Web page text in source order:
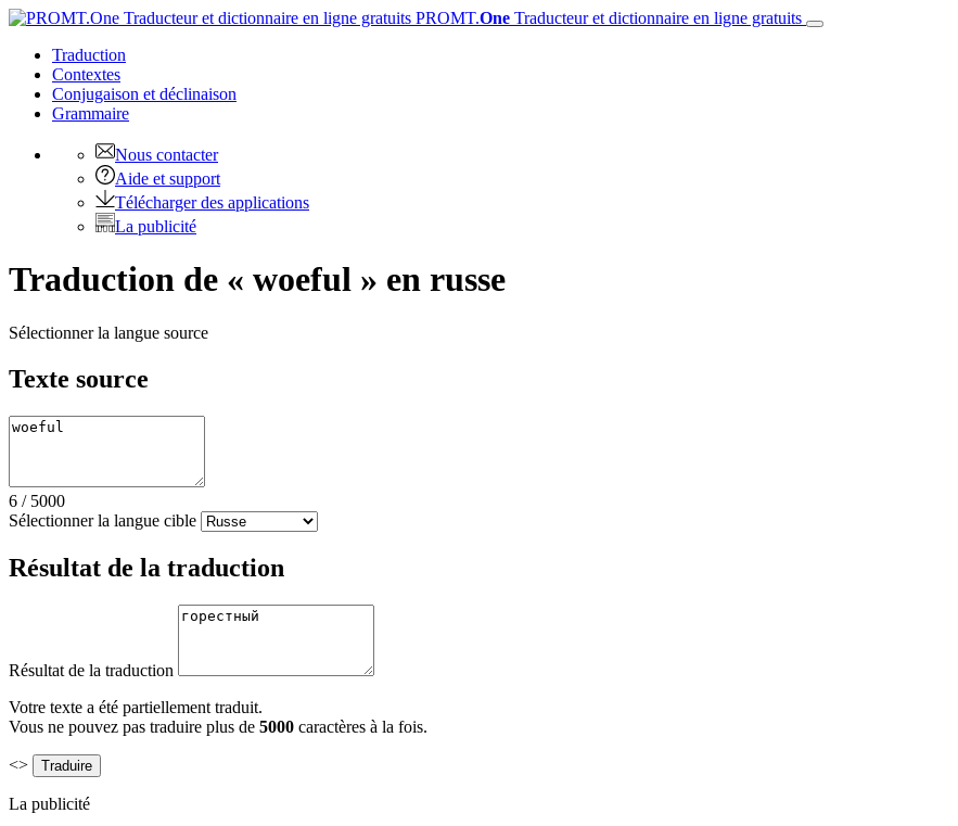
PROMT.One Traducteur et dictionnaire en ligne gratuits
Traduction
Contextes
Conjugaison et déclinaison
Grammaire
Nous contacter
Aide et support
Télécharger des applications
La publicité
Traduction de « woeful » en russe
Sélectionner la langue source
Texte source
6 / 5000
Sélectionner la langue cible
Résultat de la traduction
Résultat de la traduction
Votre texte a été partiellement traduit.
Vous ne pouvez pas traduire plus de 5000 caractères à la fois.
<>
La publicité